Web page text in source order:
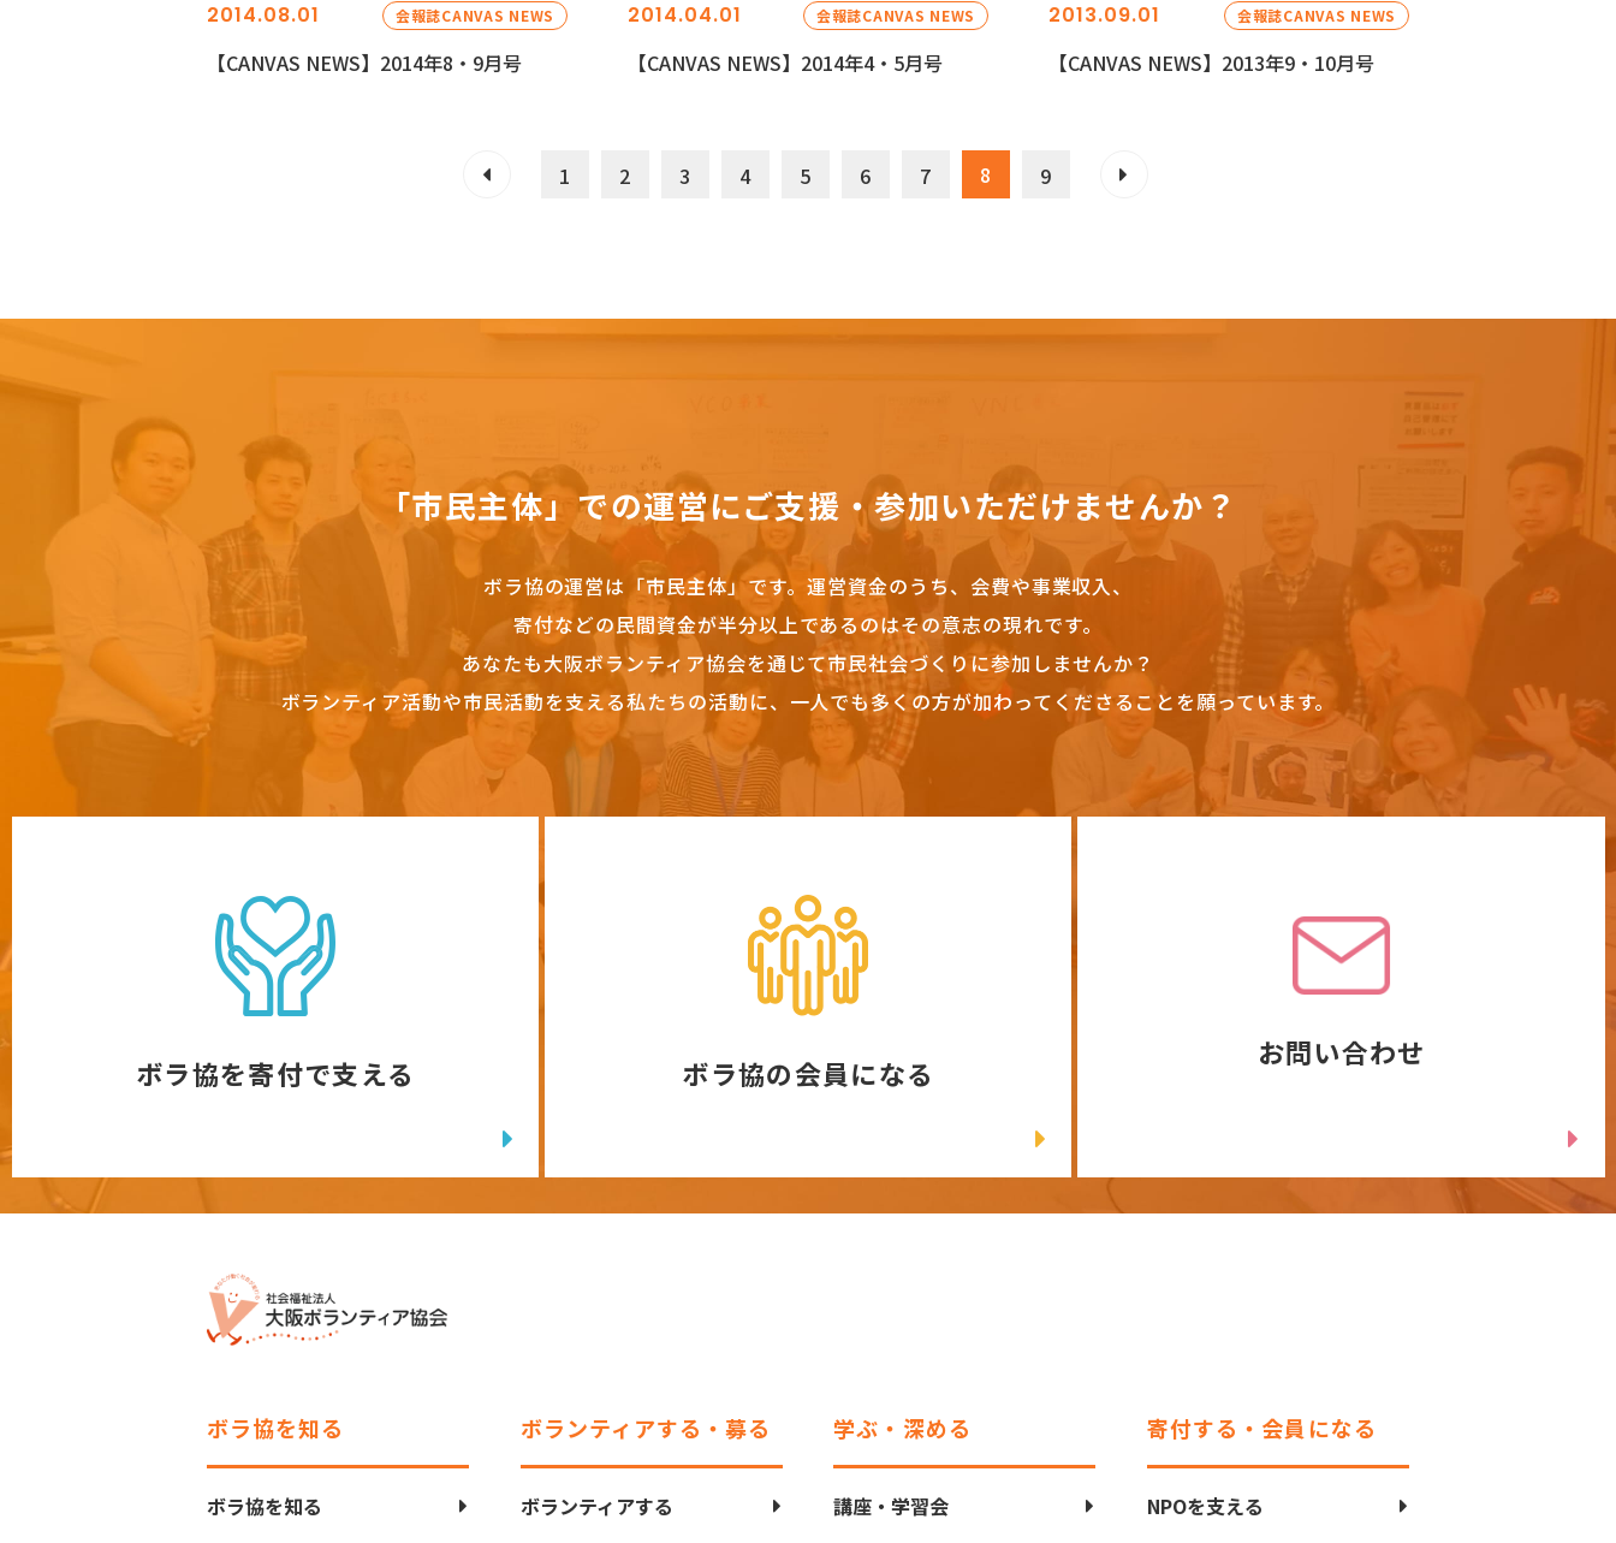
2014.08.01 会報誌CANVAS NEWS
【CANVAS NEWS】2014年8・9月号
2014.04.01 会報誌CANVAS NEWS
【CANVAS NEWS】2014年4・5月号
2013.09.01 会報誌CANVAS NEWS
【CANVAS NEWS】2013年9・10月号
1 2 3 4 5 6 7 8 9
「市民主体」での運営にご支援・参加いただけませんか？
ボラ協の運営は「市民主体」です。 運営資金のうち、会費や事業収入、
寄付などの民間資金が半分以上であるのはその意志の現れです。
あなたも大阪ボランティア協会を通じて市民社会づくりに参加しませんか？
ボランティア活動や市民活動を支える私たちの活動に、一人でも多くの方が加わってくださることを願っています。
ボラ協を寄付で支える ボラ協の会員になる
お問い合わせ
ボラ協を知る
ボラ協を知る
ボランティアする・募る
ボランティアする
学ぶ・深める
講座・学習会
寄付する・会員になる
NPOを支える